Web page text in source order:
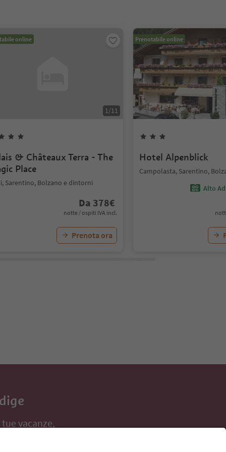
online
1/11
& Châteaux Terra - The
Place
Sarentino, Bolzano e dintorni
Da 378€
notte / ospiti IVA incl.
Prenota ora
Prenotabile online
Hotel Alpenblick
Campolasta, Sarentino,
Alto
vacanze,